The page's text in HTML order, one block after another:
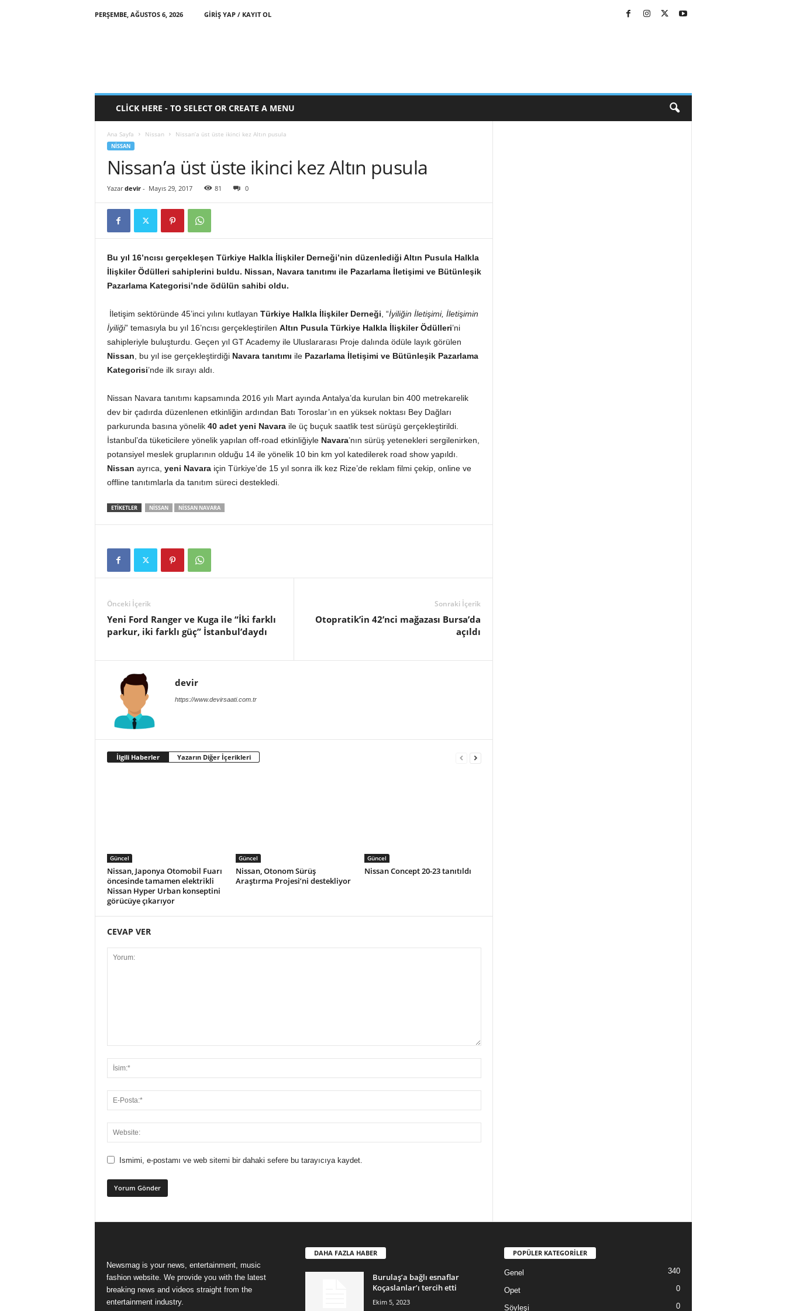
PERŞEMBE, AĞUSTOS 6, 2026 GIRIŞ YAP / KAYIT OL
CLICK HERE - TO SELECT OR CREATE A MENU
Ana Sayfa Nissan Nissan’a üst üste ikinci kez Altın pusula
NISSAN
Nissan’a üst üste ikinci kez Altın pusula
Yazar devir- Mayıs 29, 2017 81 0
Bu yıl 16’ncısı gerçekleşen Türkiye Halkla İlişkiler Derneği’nin düzenlediği Altın Pusula Halkla
İlişkiler Ödülleri sahiplerini buldu. Nissan, Navara tanıtımı ile Pazarlama İletişimi ve Bütünleşik
Pazarlama Kategorisi’nde ödülün sahibi oldu.
İletişim sektöründe 45’inci yılını kutlayan Türkiye Halkla İlişkiler Derneği , “İyiliğin İletişimi, İletişimin
İyiliği” temasıyla bu yıl 16’ncısı gerçekleştirilen Altın Pusula Türkiye Halkla İlişkiler Ödülleri’ni
sahipleriyle buluşturdu. Geçen yıl GT Academy ile Uluslararası Proje dalında ödüle layık görülen
Nissan , bu yıl ise gerçekleştirdiği Navara tanıtımı ile Pazarlama İletişimi ve Bütünleşik Pazarlama
Kategorisi’nde ilk sırayı aldı.
Nissan Navara tanıtımı kapsamında 2016 yılı Mart ayında Antalya’da kurulan bin 400 metrekarelik
dev bir çadırda düzenlenen etkinliğin ardından Batı Toroslar’ın en yüksek noktası Bey Dağları
parkurunda basına yönelik 40 adet yeni Navaraile üç buçuk saatlik test sürüşü gerçekleştirildi.
İstanbul’da tüketicilere yönelik yapılan off-road etkinliğiyle Navara’nın sürüş yetenekleri sergilenirken,
potansiyel meslek gruplarının olduğu 14 ile yönelik 10 bin km yol katedilerek road show yapıldı.
Nissan ayrıca, yeni Navaraiçin Türkiye’de 15 yıl sonra ilk kez Rize’de reklam filmi çekip, online ve
offline tanıtımlarla da tanıtım süreci destekledi.
ETIKETLER NISSAN NISSAN NAVARA
Önceki İçerik
Yeni Ford Ranger ve Kuga ile “İki farklı
parkur, iki farklı güç” İstanbul’daydı
Sonraki İçerik
Otopratik’in 42’nci mağazası Bursa’da
açıldı
devir
https://www.devirsaati.com.tr
İlgili Haberler Yazarın Diğer İçerikleri
Güncel
Nissan, Japonya Otomobil Fuarı
öncesinde tamamen elektrikli
Nissan Hyper Urban konseptini
görücüye çıkarıyor
Güncel
Nissan, Otonom Sürüş
Araştırma Projesi’ni destekliyor
Güncel
Nissan Concept 20-23 tanıtıldı
CEVAP VER
Ismimi, e-postamı ve web sitemi bir dahaki sefere bu tarayıcıya kaydet.
Newsmag is your news, entertainment, music
fashion website. We provide you with the latest
breaking news and videos straight from the
entertainment industry.
DAHA FAZLA HABER
Burulaş’a bağlı esnaflar
Koçaslanlar’ı tercih etti
Ekim 5, 2023
POPÜLER KATEGORİLER
Genel 340
Opet 0
Söyleşi 0